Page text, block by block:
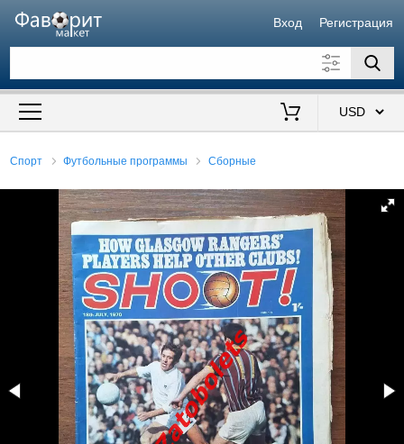
Вход Регистрация
Искать также в описании
Спорт Футбольные программы Сборные